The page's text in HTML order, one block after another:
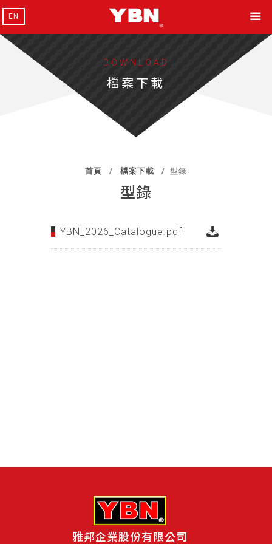
EN
DOWNLOAD
檔案下載
首頁 檔案下載 型錄
型錄
YBN_2026_Catalogue.pdf
雅邦企業股份有限公司